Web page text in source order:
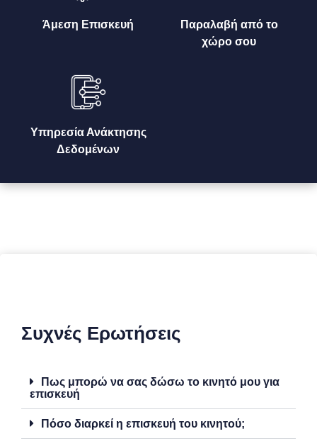
Άμεση Επισκευή
Παραλαβή από το
χώρο σου
Υπηρεσία Ανάκτησης
Δεδομένων
Συχνές Ερωτήσεις
Πως μπορώ να σας δώσω το κινητό μου για
επισκευή
Πόσο διαρκεί η επισκευή του κινητού;